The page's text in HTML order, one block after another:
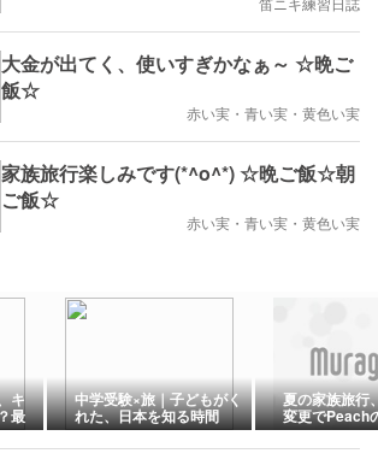
大金が出てく、使いすぎかなぁ～ ☆晩ご
飯☆
赤い実・青い実・黄色い実
家族旅行楽しみです(*^o^*) ☆晩ご飯☆朝
ご飯☆
赤い実・青い実・黄色い実
キ
最
中学受験×旅｜子どもがく
れた、日本を知る時間
夏の家族旅行
変更でPeach
を取り直すこ